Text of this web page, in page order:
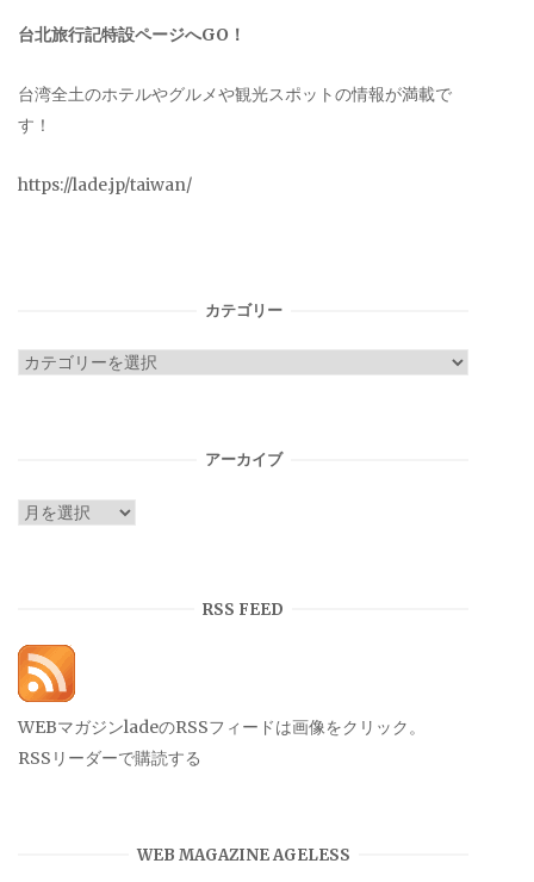
台北旅行記特設ページへGO！
台湾全土のホテルやグルメや観光スポットの情報が満載で
す！
https://lade.jp/taiwan/
カテゴリー
カ
アーカイブ
ア
RSS FEED
WEBマガジンladeのRSSフィードは画像をクリック。
RSSリーダーで購読する
WEB MAGAZINE AGELESS